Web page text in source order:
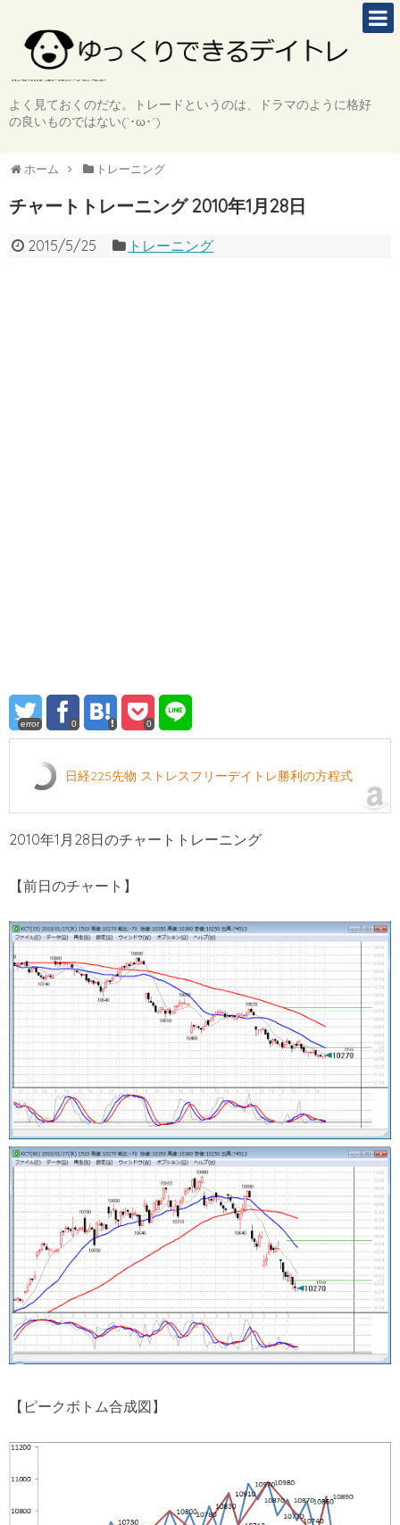
よく見ておくのだな。トレードというのは、ドラマのように格好
の良いものではない(`･ω･´)
ホーム トレーニング
チャートトレーニング 2010年1月28日
2015/5/25 トレーニング
error 0 0
日経225先物 ストレスフリーデイトレ勝利の方程式
2010年1月28日のチャートトレーニング
【前日のチャート】
【ピークボトム合成図】